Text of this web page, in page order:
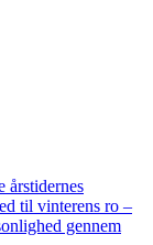
årstidernes
til vinterens ro –
gennem